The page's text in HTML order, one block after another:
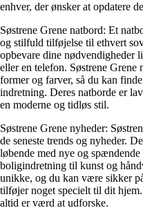
enhver, der ønsker at opdatere
Søstrene Grene natbord: Et
og stilfuld tilføjelse til ethvert
opbevare dine nødvendigheder
eller en telefon. Søstrene Grene
former og farver, så du kan
indretning. Deres natborde er
en moderne og tidløs stil.
Søstrene Grene nyheder:
de seneste trends og nyheder.
løbende med nye og
boligindretning til kunst og
unikke, og du kan være sikker
tilføjer noget specielt til dit
altid er værd at udforske.